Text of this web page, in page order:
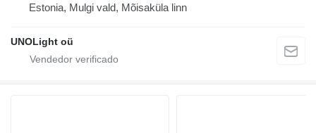
Estonia, Mulgi vald, Mõisaküla linn
UNOLight oü